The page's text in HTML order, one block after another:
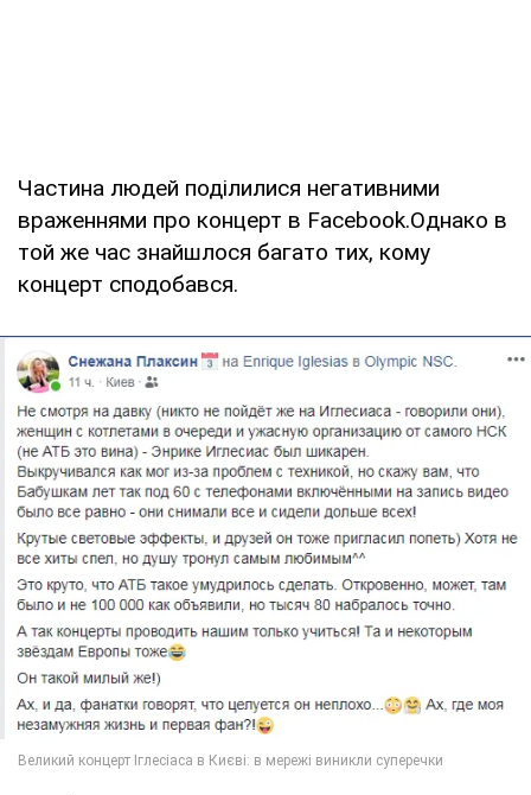
Частина людей поділилися негативними
враженнями про концерт в Facebook.Однако в
той же час знайшлося багато тих, кому
концерт сподобався.